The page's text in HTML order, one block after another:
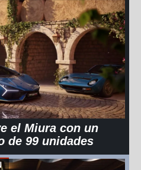
el Miura con un
de 99 unidades